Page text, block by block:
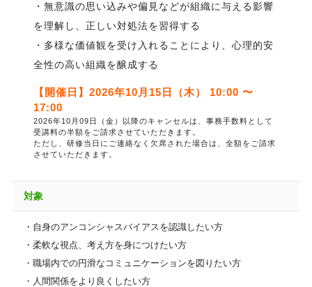
・無意識の思い込みや偏見などが組織に与える影響
を理解し、正しい対処法を習得する
・多様な価値観を受け入れることにより、心理的安
全性の高い組織を醸成する
【開催日】2026年10月15日（木） 10:00 〜
17:00
2026年10月09日（金）以降のキャンセルは、事務手数料として
受講料の半額をご請求させていただきます。
ただし、研修当日にご連絡なく欠席された場合は、全額をご請求
させていただきます。
対象
・自身のアンコンシャスバイアスを認識したい方
・柔軟な視点、考え方を身につけたい方
・職場内での円滑なコミュニケーションを図りたい方
・人間関係をより良くしたい方